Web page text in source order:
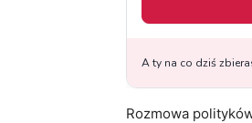
Rozmowa